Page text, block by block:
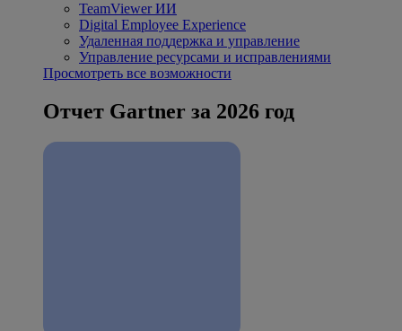
TeamViewer ИИ
Digital Employee Experience
Удаленная поддержка и управление
Управление ресурсами и исправлениями
Просмотреть все возможности
Отчет Gartner за 2026 год